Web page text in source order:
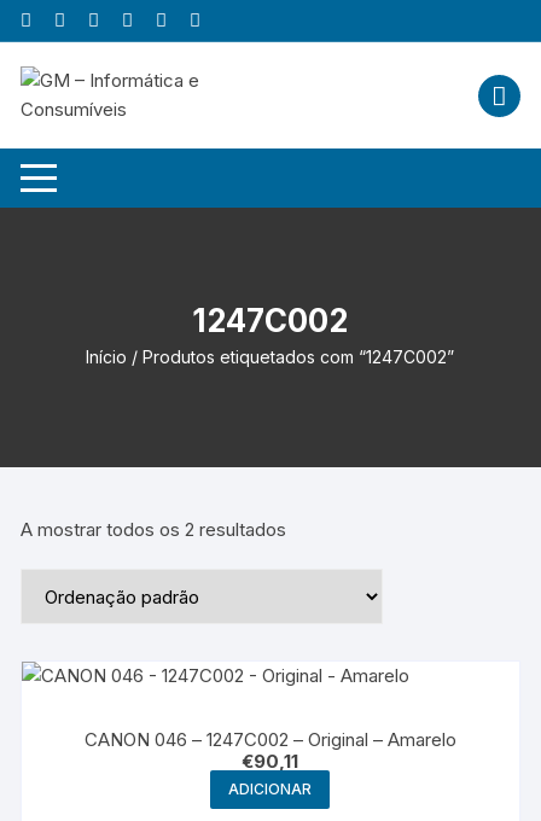
Skip
to
content
1247C002
Início / Produtos etiquetados com “1247C002”
A mostrar todos os 2 resultados
CANON 046 – 1247C002 – Original – Amarelo
€90,11
ADICIONAR